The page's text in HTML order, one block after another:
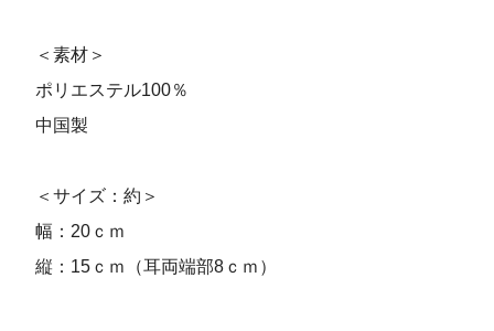
＜素材＞
ポリエステル100％
中国製
＜サイズ：約＞
幅：20ｃｍ
縦：15ｃｍ（耳両端部8ｃｍ）